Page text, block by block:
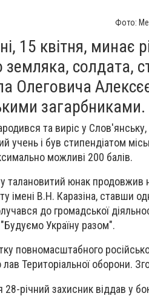
Фото:
15 квітня, минає
солдата,
Олеговича
загарбниками.
та виріс у
учень і був стипендіатом
можливі 200 балів.
талановитий юнак продовжив
імені В.Н. Каразіна, ставши
до громадської
Україну разом".
повномасштабного
Територіальної оборони.
річний захисник віддав у